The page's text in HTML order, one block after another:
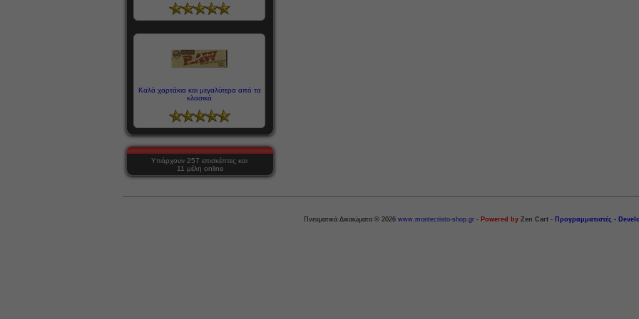
Καλά χαρτάκια και μεγαλύτερα από τα
κλασικά
Υπάρχουν 257 επισκέπτες και
11 μέλη online
Πνευματικά Δικαιώματα © 2026 www.montecristo-shop.gr - Powered by Zen Cart - Προγραμματιστές -